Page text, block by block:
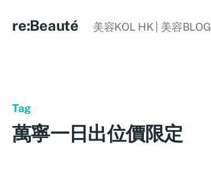
re:Beauté 美容KOL HK | 美容BLOG
Tag
萬寧一日出位價限定